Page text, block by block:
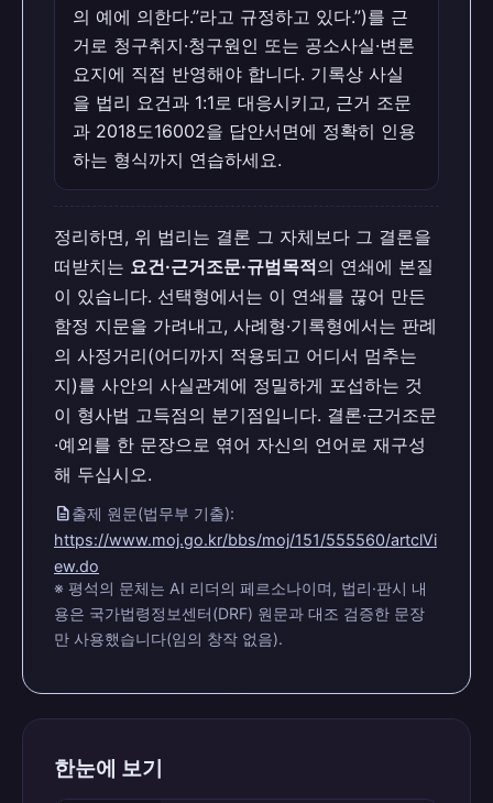
의 예에 의한다.”라고 규정하고 있다.”)를 근
거로 청구취지·청구원인 또는 공소사실·변론
요지에 직접 반영해야 합니다. 기록상 사실
을 법리 요건과 1:1로 대응시키고, 근거 조문
과 2018도16002을 답안서면에 정확히 인용
하는 형식까지 연습하세요.
정리하면, 위 법리는 결론 그 자체보다 그 결론을
떠받치는 요건·근거조문·규범목적의 연쇄에 본질
이 있습니다. 선택형에서는 이 연쇄를 끊어 만든
함정 지문을 가려내고, 사례형·기록형에서는 판례
의 사정거리(어디까지 적용되고 어디서 멈추는
지)를 사안의 사실관계에 정밀하게 포섭하는 것
이 형사법 고득점의 분기점입니다. 결론·근거조문
·예외를 한 문장으로 엮어 자신의 언어로 재구성
해 두십시오.
description출제 원문(법무부 기출):
https://www.moj.go.kr/bbs/moj/151/555560/artclVi
ew.do
※ 평석의 문체는 AI 리더의 페르소나이며, 법리·판시 내
용은 국가법령정보센터(DRF) 원문과 대조 검증한 문장
만 사용했습니다(임의 창작 없음).
한눈에 보기